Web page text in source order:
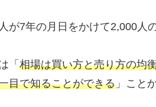
が7年の月日をかけて2,000人
「 相場は買い方と売り方の均
目で知ることができる 」こと